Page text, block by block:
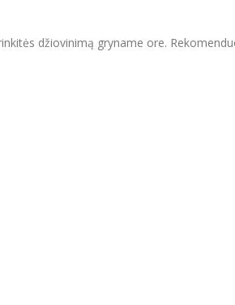
džiovinimą gryname ore.